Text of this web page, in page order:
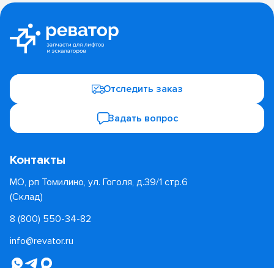
Отследить заказ
Задать вопрос
Контакты
МО, рп Томилино, ул. Гоголя, д.39/1 стр.6
(Склад)
8 (800) 550-34-82
info@revator.ru